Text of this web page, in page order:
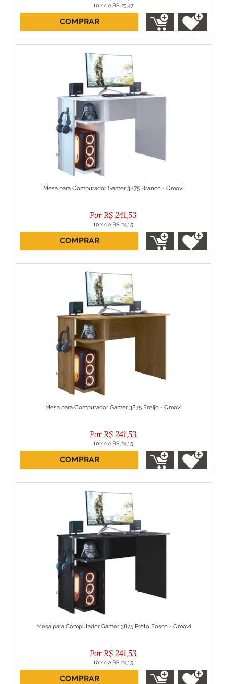
10 x de R$ 23,47
ou R$ 211,27 no boleto
COMPRAR
Mesa para Computador Gamer 3875 Branco - Qmovi
R$ 241,53
10 x de R$ 24,15
ou R$ 217,38 no boleto
COMPRAR
Mesa para Computador Gamer 3875 Freijó - Qmovi
R$ 241,53
10 x de R$ 24,15
ou R$ 217,38 no boleto
COMPRAR
Mesa para Computador Gamer 3875 Preto Fosco - Qmovi
R$ 241,53
10 x de R$ 24,15
ou R$ 217,38 no boleto
COMPRAR